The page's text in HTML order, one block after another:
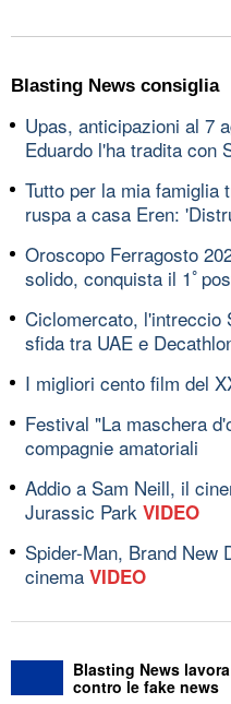
Blasting News consiglia
Upas, anticipazioni al 7
Eduardo l'ha tradita con
Tutto per la mia famiglia
ruspa a casa Eren:
Oroscopo Ferragosto
solido, conquista il 1ﾟ
Ciclomercato, l'intreccio
sfida tra UAE e
I migliori cento film del
Festival "La maschera
compagnie amatoriali
Addio a Sam Neill, il
Jurassic Park VIDEO
Spider-Man, Brand New
cinema VIDEO
Blasting News
contro le fake news